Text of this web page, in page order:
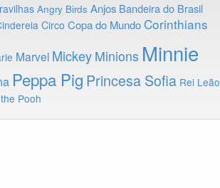
Angry Birds Anjos Bandeira do Brasil
Circo Copa do Mundo Corinthians
Marvel Mickey Minions Minnie
Peppa Pig Princesa Sofia Rei Leão
Pooh